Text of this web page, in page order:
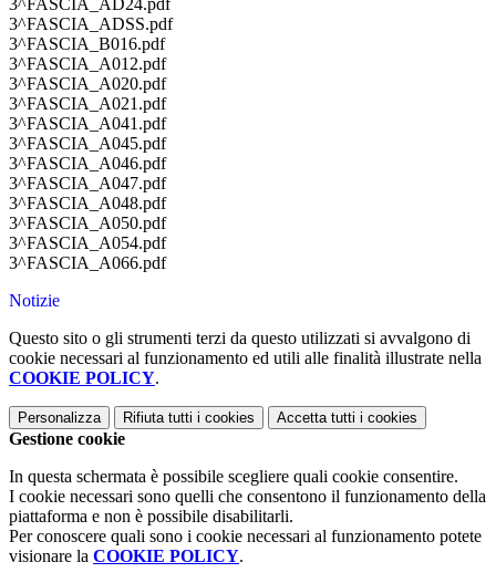
3^FASCIA_AD24.pdf
3^FASCIA_ADSS.pdf
3^FASCIA_B016.pdf
3^FASCIA_A012.pdf
3^FASCIA_A020.pdf
3^FASCIA_A021.pdf
3^FASCIA_A041.pdf
3^FASCIA_A045.pdf
3^FASCIA_A046.pdf
3^FASCIA_A047.pdf
3^FASCIA_A048.pdf
3^FASCIA_A050.pdf
3^FASCIA_A054.pdf
3^FASCIA_A066.pdf
Notizie
Questo sito o gli strumenti terzi da questo utilizzati si avvalgono di
cookie necessari al funzionamento ed utili alle finalità illustrate nella
COOKIE POLICY.
Personalizza Rifiuta tutti i cookies Accetta tutti i cookies
Gestione cookie
In questa schermata è possibile scegliere quali cookie consentire.
I cookie necessari sono quelli che consentono il funzionamento della
piattaforma e non è possibile disabilitarli.
Per conoscere quali sono i cookie necessari al funzionamento potete
visionare la COOKIE POLICY.